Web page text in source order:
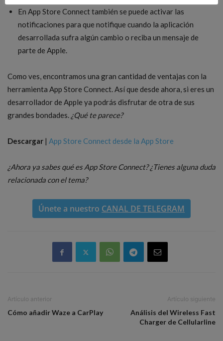
En App Store Connect también se puede activar las
notificaciones para que notifique cuando la aplicación
desarrollada sufra algún cambio o reciba un mensaje de
parte de Apple.
Como ves, encontramos una gran cantidad de ventajas con la
herramienta App Store Connect. Así que desde ahora, si eres un
desarrollador de Apple ya podrás disfrutar de otra de sus
grandes bondades. ¿Qué te parece?
Descargar | App Store Connect desde la App Store
¿Ahora ya sabes qué es App Store Connect? ¿Tienes alguna duda
relacionada con el tema?
Únete a nuestro CANAL DE TELEGRAM
Artículo anterior
Cómo añadir Waze a CarPlay
Artículo siguiente
Análisis del Wireless Fast
Charger de Cellularline